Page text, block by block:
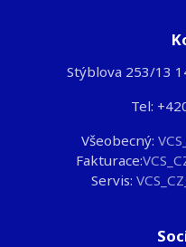
Stýblova 253/13
Tel:
Všeobecný:
Fakturace:
Servis: